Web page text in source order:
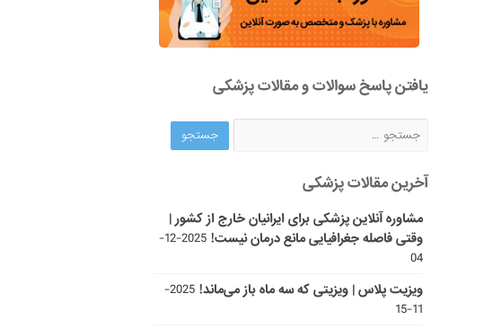
یافتن پاسخ سوالات و مقالات پزشکی
آخرین مقالات پزشکی
مشاوره آنلاین پزشکی برای ایرانیان خارج از کشور |
وقتی فاصله جغرافیایی مانع درمان نیست!
2025-12-
04
ویزیت پلاس | ویزیتی که سه ماه باز می‌ماند!
2025-
11-15